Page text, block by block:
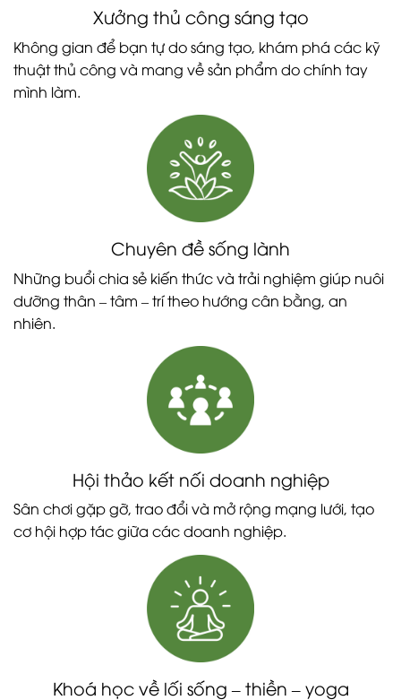
Xưởng thủ công sáng tạo
Không gian để bạn tự do sáng tạo, khám phá các kỹ
thuật thủ công và mang về sản phẩm do chính tay
mình làm.
Chuyên đề sống lành
Những buổi chia sẻ kiến thức và trải nghiệm giúp nuôi
dưỡng thân – tâm – trí theo hướng cân bằng, an
nhiên.
Hội thảo kết nối doanh nghiệp
Sân chơi gặp gỡ, trao đổi và mở rộng mạng lưới, tạo
cơ hội hợp tác giữa các doanh nghiệp.
Khoá học về lối sống – thiền – yoga